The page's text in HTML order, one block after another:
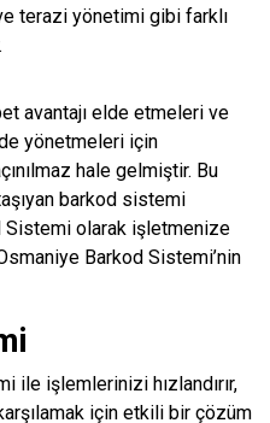
terazi yönetimi gibi farklı
avantajı elde etmeleri ve
yönetmeleri için
hale gelmiştir. Bu
barkod sistemi
Sistemi olarak işletmenize
Barkod Sistemi’nin
ile işlemlerinizi hızlandırır,
için etkili bir çözüm